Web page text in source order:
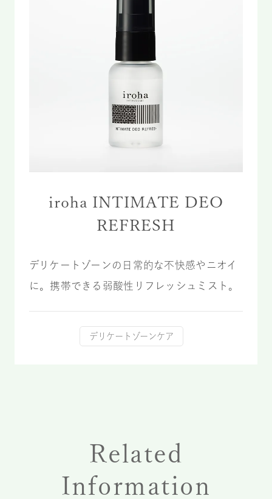
iroha INTIMATE DEO
REFRESH
デリケートゾーンの日常的な不快感やニオイ
に。携帯できる弱酸性リフレッシュミスト。
デリケートゾーンケア
Related
Information